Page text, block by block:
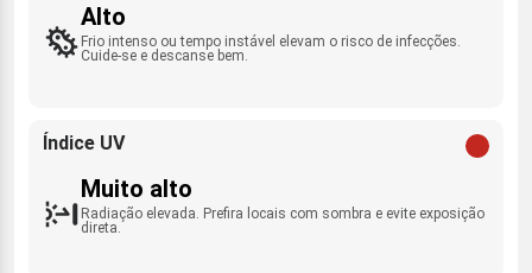
Alto
Frio intenso ou tempo instável elevam o risco de infecções.
Cuide-se e descanse bem.
Índice UV
Muito alto
Radiação elevada. Prefira locais com sombra e evite exposição
direta.